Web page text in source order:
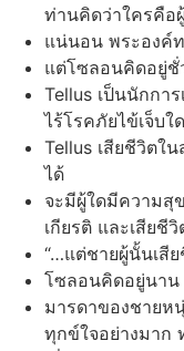
ท่านคิดว่าใครคือ
แน่นอน พระองค์ท
แต่โซลอนคิดอยู่ชั่
Tellus เป็นนักกา
ไร้โรคภัยไข้เจ็บใ
Tellus เสียชีวิตใ
ได้
จะมีผู้ใดมีความสุ
เกียรติ และเสียชีวิ
“…แต่ชายผู้นั้นเสี
โซลอนคิดอยู่นาน
มารดาของชายห
ทุกข์ใจอย่างมาก